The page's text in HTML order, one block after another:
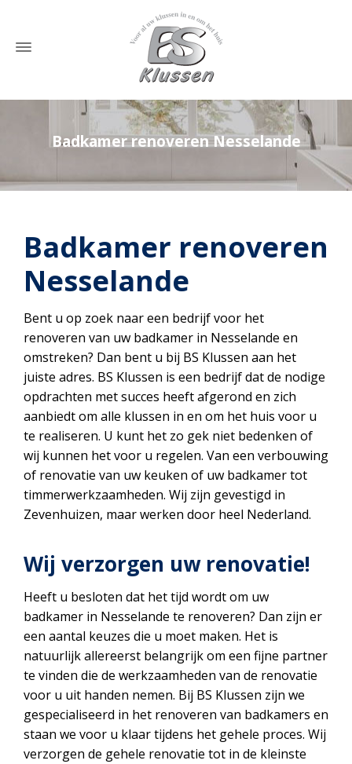
Badkamer renoveren Nesselande
Badkamer renoveren
Nesselande
Bent u op zoek naar een bedrijf voor het
renoveren van uw badkamer in Nesselande en
omstreken? Dan bent u bij BS Klussen aan het
juiste adres. BS Klussen is een bedrijf dat de nodige
opdrachten met succes heeft afgerond en zich
aanbiedt om alle klussen in en om het huis voor u
te realiseren. U kunt het zo gek niet bedenken of
wij kunnen het voor u regelen. Van een verbouwing
of renovatie van uw keuken of uw badkamer tot
timmerwerkzaamheden. Wij zijn gevestigd in
Zevenhuizen, maar werken door heel Nederland.
Wij verzorgen uw renovatie!
Heeft u besloten dat het tijd wordt om uw
badkamer in Nesselande te renoveren? Dan zijn er
een aantal keuzes die u moet maken. Het is
natuurlijk allereerst belangrijk om een fijne partner
te vinden die de werkzaamheden van de renovatie
voor u uit handen nemen. Bij BS Klussen zijn we
gespecialiseerd in het renoveren van badkamers en
staan we voor u klaar tijdens het gehele proces. Wij
verzorgen de gehele renovatie tot in de kleinste